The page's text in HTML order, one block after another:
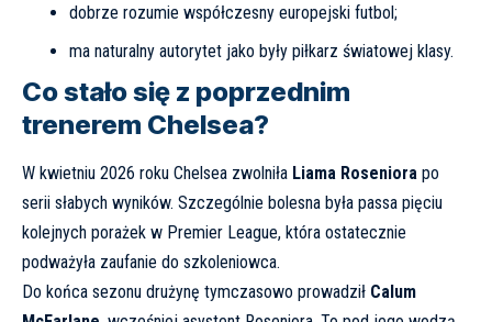
dobrze rozumie współczesny europejski futbol;
ma naturalny autorytet jako były piłkarz światowej klasy.
Co stało się z poprzednim
trenerem Chelsea?
W kwietniu 2026 roku Chelsea zwolniła Liama Roseniora po
serii słabych wyników. Szczególnie bolesna była passa pięciu
kolejnych porażek w Premier League, która ostatecznie
podważyła zaufanie do szkoleniowca.
Do końca sezonu drużynę tymczasowo prowadził Calum